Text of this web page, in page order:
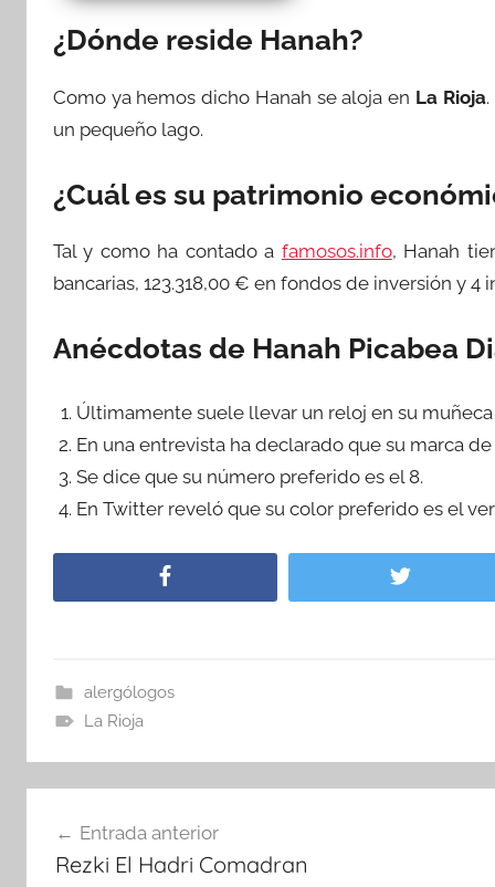
¿Dónde reside Hanah?
Como ya hemos dicho Hanah se aloja en La Rioja.
un pequeño lago.
¿Cuál es su patrimonio
Tal y como ha contado a famosos.info, Hanah
bancarias, 123.318,00 € en fondos de inversión y
Anécdotas de Hanah Picabea
Últimamente suele llevar un reloj en su
En una entrevista ha declarado que su marca
Se dice que su número preferido es el 8.
En Twitter reveló que su color preferido es el
alergólogos
La Rioja
de
Entrada anterior
Rezki El Hadri Comadran